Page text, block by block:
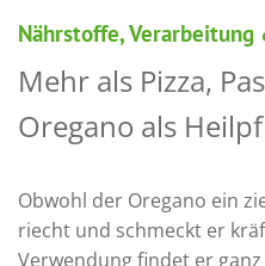
Nährstoffe, Verarbeitung
Mehr als Pizza,
Oregano als
Obwohl der Oregano ein
riecht und schmeckt er
Verwendung findet er ganz